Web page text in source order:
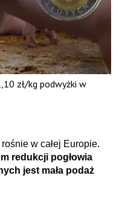
zł/kg podwyżki w
w całej Europie.
redukcji pogłowia
jest mała podaż